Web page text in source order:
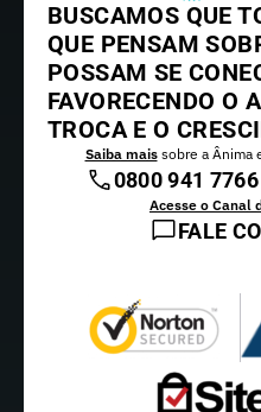
BUSCAMOS QUE
QUE PENSAM
POSSAM SE
FAVORECENDO O
TROCA E O
Saiba maissobre a Ânima
0800 941 7766
Acesse o Canal
FALE